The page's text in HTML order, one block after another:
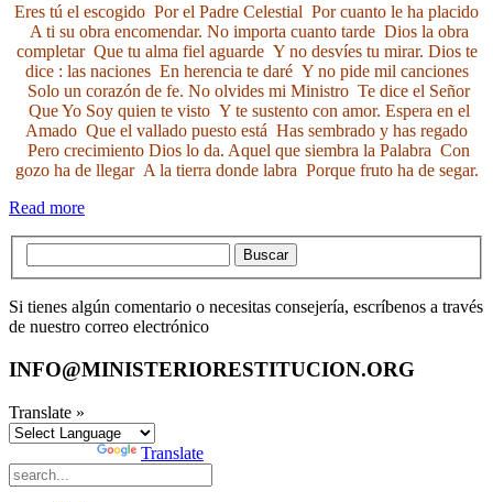
Eres tú el escogido Por el Padre Celestial Por cuanto le ha placido
A ti su obra encomendar. No importa cuanto tarde Dios la obra
completar Que tu alma fiel aguarde Y no desvíes tu mirar. Dios te
dice : las naciones En herencia te daré Y no pide mil canciones
Solo un corazón de fe. No olvides mi Ministro Te dice el Señor
Que Yo Soy quien te visto Y te sustento con amor. Espera en el
Amado Que el vallado puesto está Has sembrado y has regado
Pero crecimiento Dios lo da. Aquel que siembra la Palabra Con
gozo ha de llegar A la tierra donde labra Porque fruto ha de segar.
Read more
Buscar
Si tienes algún comentario o necesitas consejería, escríbenos a través
de nuestro correo electrónico
INFO@MINISTERIORESTITUCION.ORG
Translate »
Translate